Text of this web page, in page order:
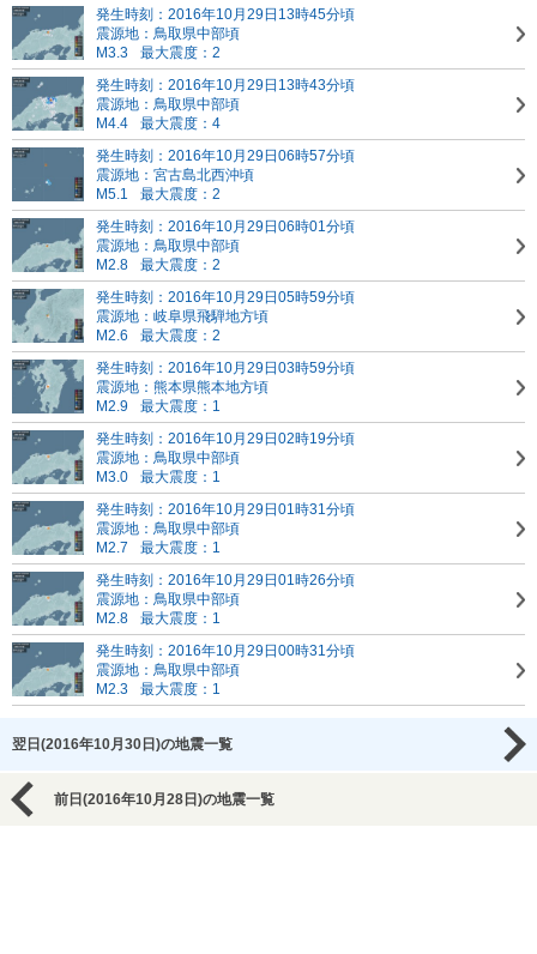
発生時刻：2016年10月29日13時45分頃
震源地：鳥取県中部頃
M3.3
最大震度：2
発生時刻：2016年10月29日13時43分頃
震源地：鳥取県中部頃
M4.4
最大震度：4
発生時刻：2016年10月29日06時57分頃
震源地：宮古島北西沖頃
M5.1
最大震度：2
発生時刻：2016年10月29日06時01分頃
震源地：鳥取県中部頃
M2.8
最大震度：2
発生時刻：2016年10月29日05時59分頃
震源地：岐阜県飛騨地方頃
M2.6
最大震度：2
発生時刻：2016年10月29日03時59分頃
震源地：熊本県熊本地方頃
M2.9
最大震度：1
発生時刻：2016年10月29日02時19分頃
震源地：鳥取県中部頃
M3.0
最大震度：1
発生時刻：2016年10月29日01時31分頃
震源地：鳥取県中部頃
M2.7
最大震度：1
発生時刻：2016年10月29日01時26分頃
震源地：鳥取県中部頃
M2.8
最大震度：1
発生時刻：2016年10月29日00時31分頃
震源地：鳥取県中部頃
M2.3
最大震度：1
翌日(2016年10月30日)の地震一覧
前日(2016年10月28日)の地震一覧